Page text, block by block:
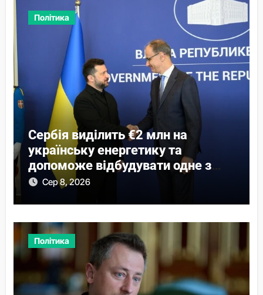
Політика
Сербія виділить €2 млн на
українську енергетику та
допоможе відбудувати одне з
містСер 8, 2026
Політика